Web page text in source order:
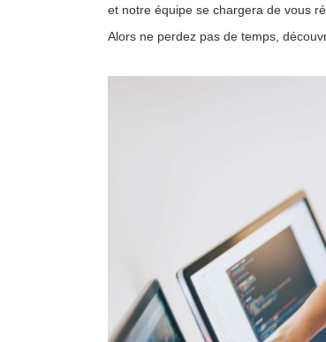
et notre équipe se chargera de vous
Alors ne perdez pas de temps,